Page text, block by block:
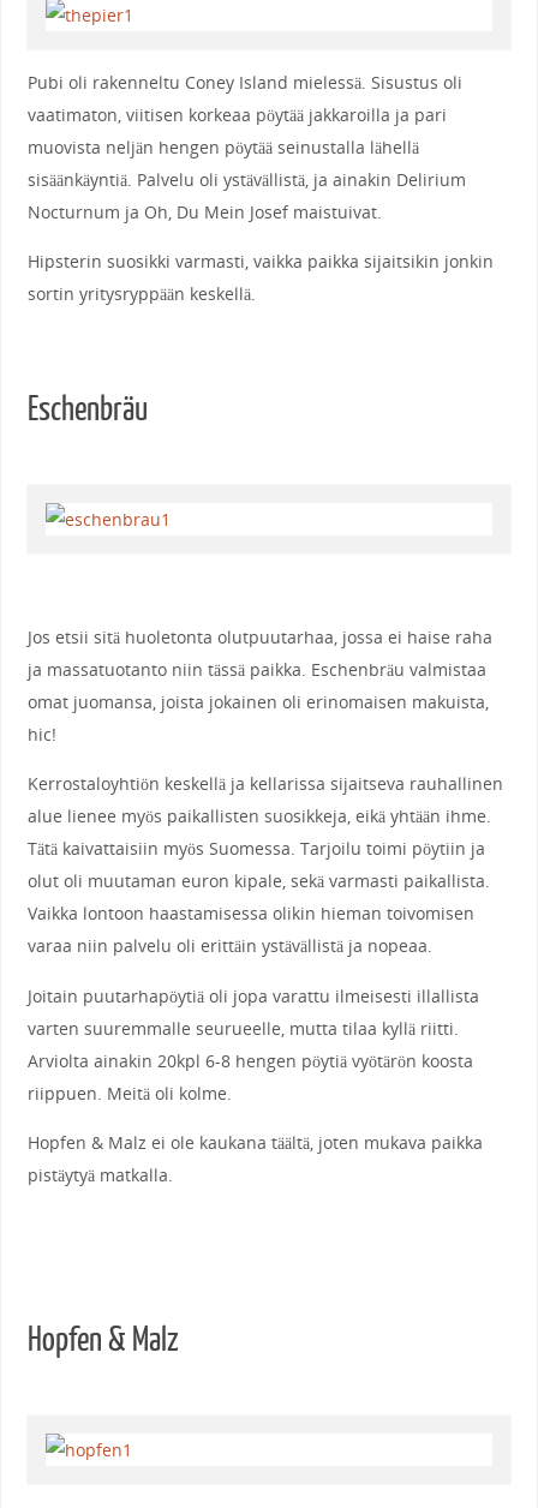
Pubi oli rakenneltu Coney Island mielessä. Sisustus oli
vaatimaton, viitisen korkeaa pöytää jakkaroilla ja pari
muovista neljän hengen pöytää seinustalla lähellä
sisäänkäyntiä. Palvelu oli ystävällistä, ja ainakin Delirium
Nocturnum ja Oh, Du Mein Josef maistuivat.
Hipsterin suosikki varmasti, vaikka paikka sijaitsikin jonkin
sortin yritysryppään keskellä.
Eschenbräu
Jos etsii sitä huoletonta olutpuutarhaa, jossa ei haise raha
ja massatuotanto niin tässä paikka. Eschenbräu valmistaa
omat juomansa, joista jokainen oli erinomaisen makuista,
hic!
Kerrostaloyhtiön keskellä ja kellarissa sijaitseva rauhallinen
alue lienee myös paikallisten suosikkeja, eikä yhtään ihme.
Tätä kaivattaisiin myös Suomessa. Tarjoilu toimi pöytiin ja
olut oli muutaman euron kipale, sekä varmasti paikallista.
Vaikka lontoon haastamisessa olikin hieman toivomisen
varaa niin palvelu oli erittäin ystävällistä ja nopeaa.
Joitain puutarhapöytiä oli jopa varattu ilmeisesti illallista
varten suuremmalle seurueelle, mutta tilaa kyllä riitti.
Arviolta ainakin 20kpl 6-8 hengen pöytiä vyötärön koosta
riippuen. Meitä oli kolme.
Hopfen & Malz ei ole kaukana täältä, joten mukava paikka
pistäytyä matkalla.
Hopfen & Malz